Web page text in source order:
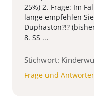
25%) 2. Frage: Im
lange empfehlen
Duphaston?!?
8. SS ...
Stichwort:
Frage und